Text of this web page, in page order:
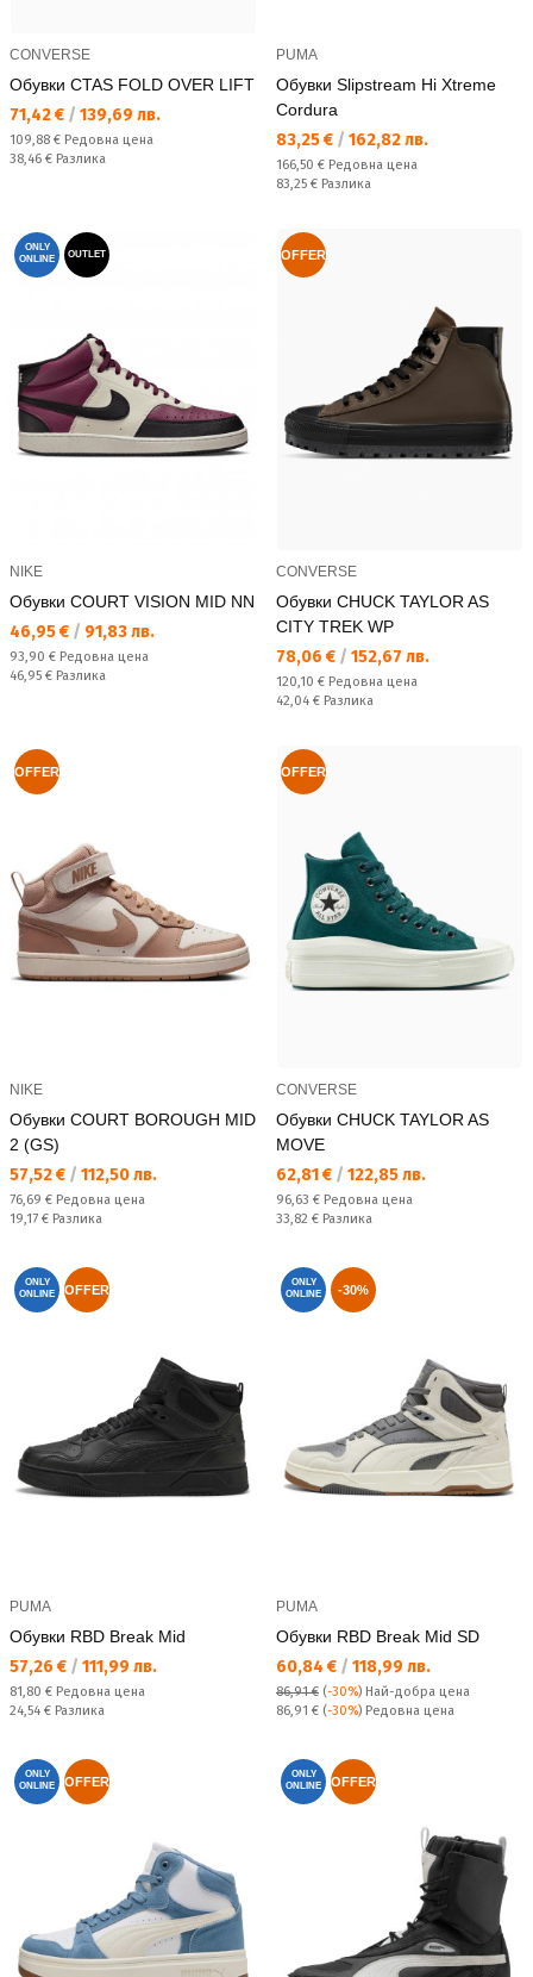
CONVERSE
Обувки CTAS FOLD OVER LIFT
Текуща цена:
71,42 € / 139,69 лв.
Редовна цена:
109,88 € Редовна цена
Спестявате:
38,46 € Разлика
PUMA
Обувки Slipstream Hi Xtreme
Cordura
Текуща цена:
83,25 € / 162,82 лв.
Редовна цена:
166,50 € Редовна цена
Спестявате:
83,25 € Разлика
ONLY
ONLINE
OUTLET
NIKE
Обувки COURT VISION MID NN
Текуща цена:
46,95 € / 91,83 лв.
Редовна цена:
93,90 € Редовна цена
Спестявате:
46,95 € Разлика
OFFER
CONVERSE
Обувки CHUCK TAYLOR AS
CITY TREK WP
Текуща цена:
78,06 € / 152,67 лв.
Редовна цена:
120,10 € Редовна цена
Спестявате:
42,04 € Разлика
OFFER
NIKE
Обувки COURT BOROUGH MID
2 (GS)
Текуща цена:
57,52 € / 112,50 лв.
Редовна цена:
76,69 € Редовна цена
Спестявате:
19,17 € Разлика
OFFER
CONVERSE
Обувки CHUCK TAYLOR AS
MOVE
Текуща цена:
62,81 € / 122,85 лв.
Редовна цена:
96,63 € Редовна цена
Спестявате:
33,82 € Разлика
ONLY
ONLINE
OFFER
PUMA
Обувки RBD Break Mid
Текуща цена:
57,26 € / 111,99 лв.
Редовна цена:
81,80 € Редовна цена
Спестявате:
24,54 € Разлика
ONLY
ONLINE
-30%
PUMA
Обувки RBD Break Mid SD
Текуща цена:
60,84 € / 118,99 лв.
86,91 € (-30%) Най-добра цена
Редовна цена:
86,91 € (-30%) Редовна цена
ONLY
ONLINE
OFFER
ONLY
ONLINE
OFFER